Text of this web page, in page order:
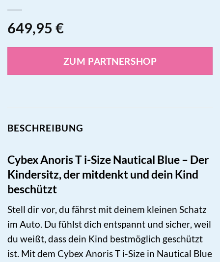
649,95 €
ZUM PARTNERSHOP
BESCHREIBUNG
Cybex Anoris T i-Size Nautical Blue – Der
Kindersitz, der mitdenkt und dein Kind
beschützt
Stell dir vor, du fährst mit deinem kleinen Schatz
im Auto. Du fühlst dich entspannt und sicher, weil
du weißt, dass dein Kind bestmöglich geschützt
ist. Mit dem Cybex Anoris T i-Size in Nautical Blue